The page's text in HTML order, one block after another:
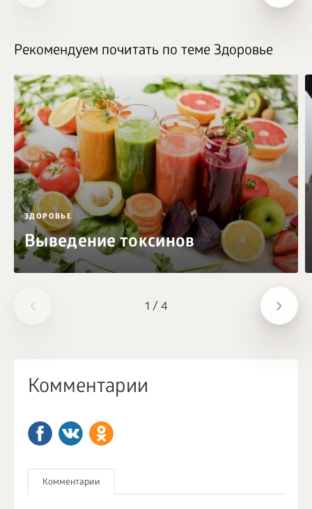
1 / 4
Рекомендуем почитать по теме Здоровье
ЗДОРОВЬЕ
Выведение токсинов
Комментарии
Комментарии